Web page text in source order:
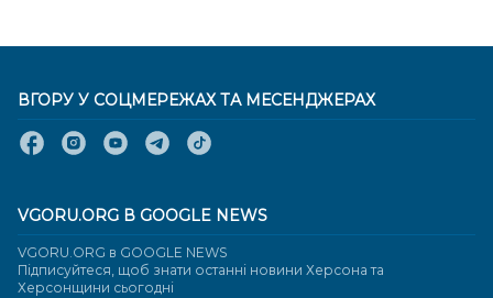
ВГОРУ У СОЦМЕРЕЖАХ ТА МЕСЕНДЖЕРАХ
VGORU.ORG В GOOGLE NEWS
VGORU.ORG в GOOGLE NEWS
Підписуйтеся, щоб знати останні новини Херсона та
Херсонщини сьогодні